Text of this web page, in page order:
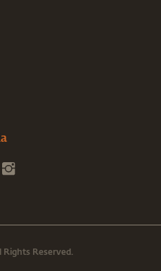
Rights Reserved.